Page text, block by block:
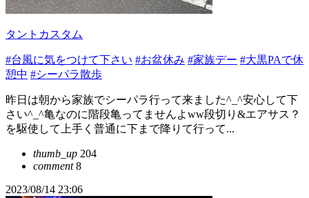
タントカスタム
#台風に気をつけて下さい #お盆休み #家族デー #大黒PAで休
憩中 #シーパラ散歩
昨日は朝から家族でシーパラ行って来ました^_^安心して下
さい^_^亀なのに階段亀ってませんよww段切り&エアサス？
を駆使して上手く普通に下まで降りて行って...
thumb_up 204
comment8
2023/08/14 23:06